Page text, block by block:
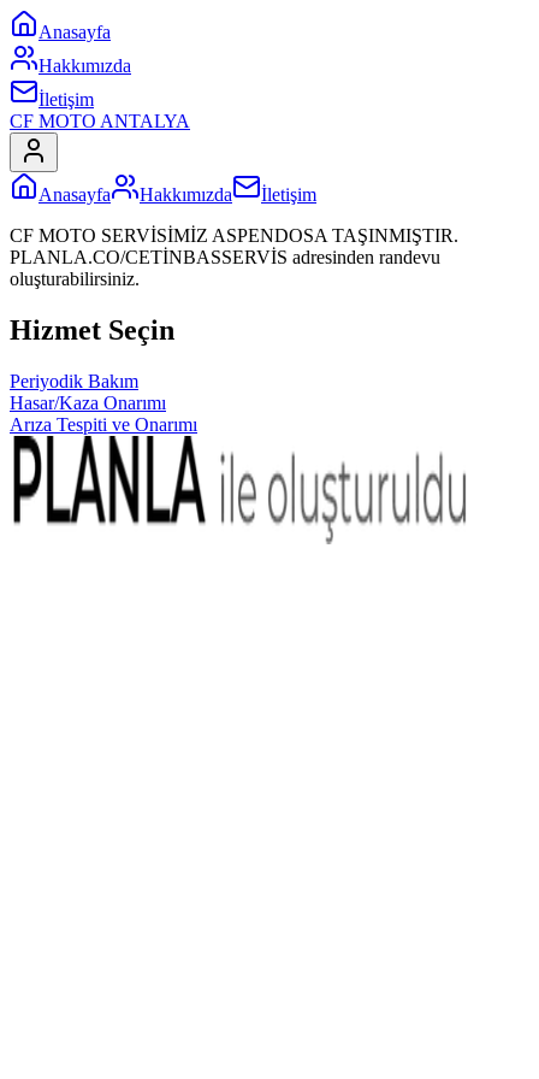
Anasayfa
Hakkımızda
İletişim
CF MOTO ANTALYA
Anasayfa Hakkımızda
İletişim
CF MOTO SERVİSİMİZ ASPENDOSA TAŞINMIŞTIR.
PLANLA.CO/CETİNBASSERVİS adresinden randevu
oluşturabilirsiniz.
Hizmet Seçin
Periyodik Bakım
Hasar/Kaza Onarımı
Arıza Tespiti ve Onarımı